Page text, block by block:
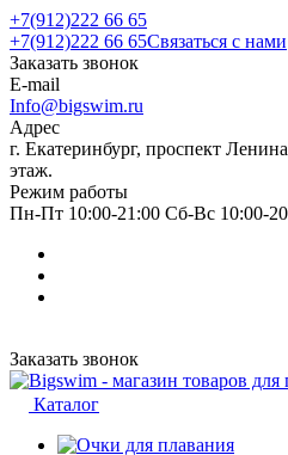
+7(912)222 66 65
+7(912)222 66 65Связаться с нами
Заказать звонок
E-mail
Info@bigswim.ru
Адрес
г. Екатеринбург, проспект
этаж.
Режим работы
Пн-Пт 10:00-21:00 Сб-Вс 10:00-
Заказать звонок
Каталог